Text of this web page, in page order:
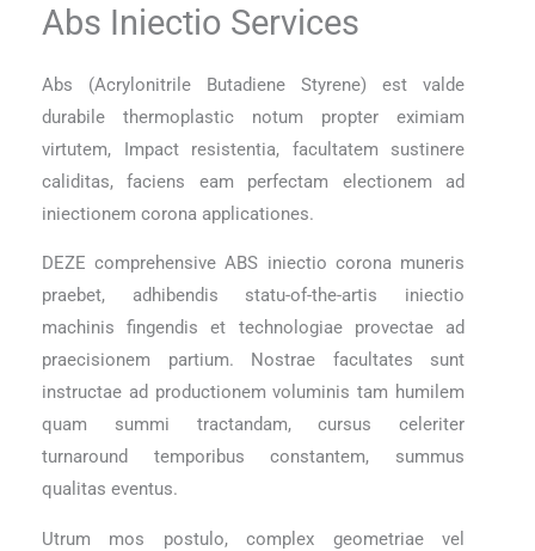
Abs Iniectio Services
Abs (Acrylonitrile Butadiene Styrene) est valde
durabile thermoplastic notum propter eximiam
virtutem, Impact resistentia, facultatem sustinere
caliditas, faciens eam perfectam electionem ad
iniectionem corona applicationes.
DEZE comprehensive ABS iniectio corona muneris
praebet, adhibendis statu-of-the-artis iniectio
machinis fingendis et technologiae provectae ad
praecisionem partium. Nostrae facultates sunt
instructae ad productionem voluminis tam humilem
quam summi tractandam, cursus celeriter
turnaround temporibus constantem, summus
qualitas eventus.
Utrum mos postulo, complex geometriae vel